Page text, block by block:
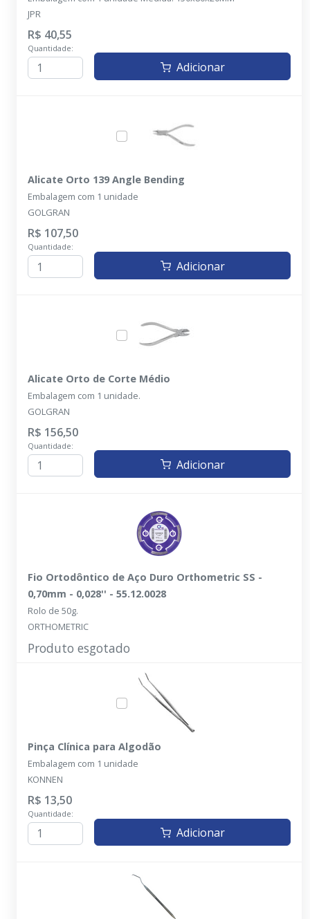
JPR
R$ 40,55
Quantidade:
Adicionar
Alicate Orto 139 Angle Bending
Embalagem com 1 unidade
GOLGRAN
R$ 107,50
Quantidade:
Adicionar
Alicate Orto de Corte Médio
Embalagem com 1 unidade.
GOLGRAN
R$ 156,50
Quantidade:
Adicionar
Fio Ortodôntico de Aço Duro Orthometric SS -
0,70mm - 0,028'' - 55.12.0028
Rolo de 50g.
ORTHOMETRIC
Produto esgotado
Pinça Clínica para Algodão
Embalagem com 1 unidade
KONNEN
R$ 13,50
Quantidade:
Adicionar